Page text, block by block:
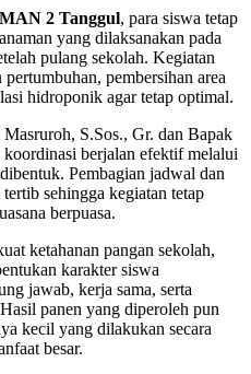
2 Tanggul, para siswa tetap
yang dilaksanakan pada
pulang sekolah. Kegiatan
pembersihan area
hidroponik agar tetap optimal.
S.Sos., Gr. dan Bapak
berjalan efektif melalui
Pembagian jadwal dan
sehingga kegiatan tetap
berpuasa.
ketahanan pangan sekolah,
karakter siswa
jawab, kerja sama, serta
panen yang diperoleh pun
kecil yang dilakukan secara
besar.